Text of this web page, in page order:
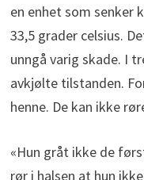
en enhet som senker
33,5 grader celsius.
unngå varig skade. I
avkjølte tilstanden.
henne. De kan ikke
«Hun gråt ikke de
rør i halsen at hun